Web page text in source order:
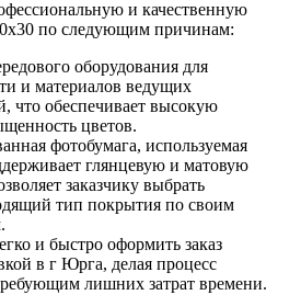
и качественную
по следующим причинам:
оборудования для
и материалов ведущих
что обеспечивает высокую
цветов.
фотобумага, используемая
глянцевую и матовую
заказчику выбрать
тип покрытия по своим
и быстро оформить заказ
в г Юрга, делая процесс
лишних затрат времени.